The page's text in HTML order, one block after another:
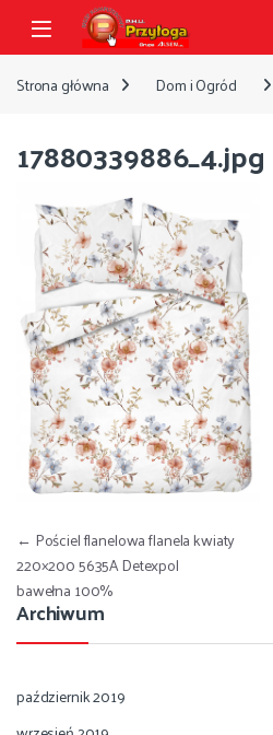
Przejdź do nawigacji
Przejdź do treści
Open
Strona główna Dom i Ogród
17880339886_4.jpg
Nawigacja wpisu
← Pościel flanelowa flanela kwiaty
220×200 5635A Detexpol
bawełna 100%
Archiwum
październik 2019